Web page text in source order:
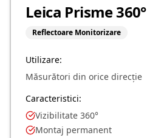
Leica Prisme 360°
Reflectoare Monitorizare
Utilizare:
Măsurători din orice direcție
Caracteristici:
Vizibilitate 360°
Montaj permanent